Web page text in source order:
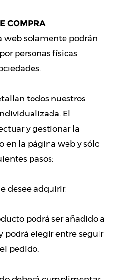
COMPRA
web solamente podrán
personas físicas
todos nuestros
El
y gestionar la
en la página web y sólo
pasos:
desee adquirir.
podrá ser añadido a
podrá elegir entre seguir
pedido.